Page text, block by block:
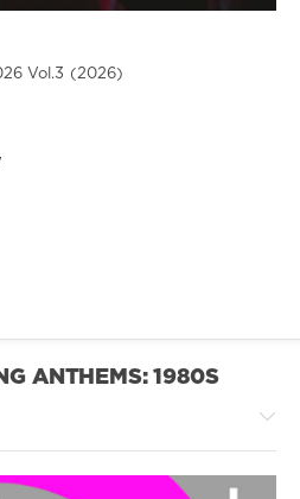
Vol.3 (2026)
ANTHEMS: 1980S